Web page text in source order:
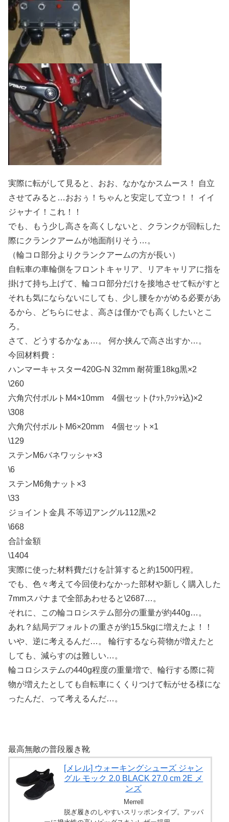
実際に転がして見ると、おお、なかなかスムース！ 自立
させてみると…おおぅ！ちゃんと安定して立つ！！ イイ
ジャナイ！これ！！
でも、もう少し高さを高くしないと、クランクが回転した
際にクランクアームが地面削りそう…。
（輪コロ部分よりクランクアームの方が長い）
自転車の車輪側をフロントキャリア、リアキャリアに指を
掛けて持ち上げて、輪コロ部分だけを接地させて転がすと
それも気にならないにしても、少し腰をかがめる必要があ
るから、どちらにせよ、高さは僅かでも高くしたいとこ
ろ。
さて、どうするかなぁ…。 何か挟んで高さ出すか…。
今回材料費：
ハンマーキャスター420G-N 32mm 耐荷重18kg黒×2
\260
六角穴付ボルトM4×10mm 4個セット(ﾅｯﾄ,ﾜｯｼｬ込)×2
\308
六角穴付ボルトM6×20mm 4個セット×1
\129
ステンM6バネワッシャ×3
\6
ステンM6角ナット×3
\33
ジョイント金具 不等辺アングル112黒×2
\668
合計金額
\1404
実際に使った材料費だけを計算すると約1500円程。
でも、色々考えて今回使わなかった部材や新しく購入した
7mmスパナまで全部あわせると\2687…。
それに、この輪コロシステム部分の重量が約440g…。
あれ？結局デフォルトの重さが約15.5kgに増えたよ！！
いや、逆に考えるんだ…。 輪行するなら荷物が増えたと
しても、減らすのは難しい…。
輪コロシステムの440g程度の重量増で、輪行する際に荷
物が増えたとしても自転車にくくりつけて転がせる様にな
ったんだ、って考えるんだ…。
最高無敵の普段履き靴
[メレル] ウォーキングシューズ ジャン
グル モック 2.0 BLACK 27.0 cm 2E メ
ンズ
Merrell
脱ぎ履きのしやすいスリッポンタイプ。アッパ